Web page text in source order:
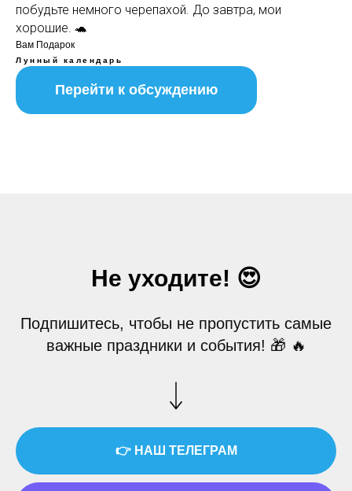
побудьте немного черепахой. До завтра, мои
хорошие. 🐢
Вам Подарок
Лунный календарь
Перейти к обсуждению
Не уходите! 😍
Подпишитесь, чтобы не пропустить самые
важные праздники и события! 🎁 🔥
👉 НАШ ТЕЛЕГРАМ